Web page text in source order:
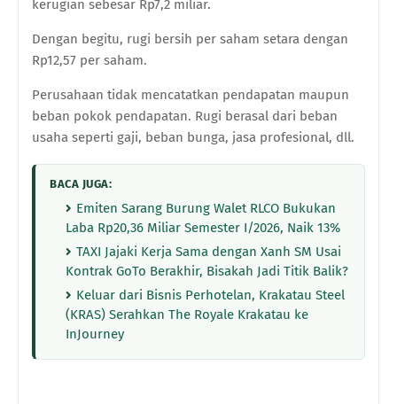
kerugian sebesar Rp7,2 miliar.
Dengan begitu, rugi bersih per saham setara dengan
Rp12,57 per saham.
Perusahaan tidak mencatatkan pendapatan maupun
beban pokok pendapatan. Rugi berasal dari beban
usaha seperti gaji, beban bunga, jasa profesional, dll.
BACA JUGA:
Emiten Sarang Burung Walet RLCO Bukukan
Laba Rp20,36 Miliar Semester I/2026, Naik 13%
TAXI Jajaki Kerja Sama dengan Xanh SM Usai
Kontrak GoTo Berakhir, Bisakah Jadi Titik Balik?
Keluar dari Bisnis Perhotelan, Krakatau Steel
(KRAS) Serahkan The Royale Krakatau ke
InJourney